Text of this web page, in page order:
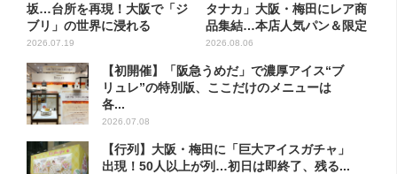
坂…台所を再現！大阪で「ジ
ブリ」の世界に浸れる
「食」...
2026.07.19
タナカ」大阪・梅田にレア商
品集結…本店人気パン＆限定
ク...
2026.08.06
【初開催】「阪急うめだ」で濃厚アイス“ブ
リュレ”の特別版、ここだけのメニューは
各...
2026.07.08
【行列】大阪・梅田に「巨大アイスガチャ」
出現！50人以上が列…初日は即終了、残る...